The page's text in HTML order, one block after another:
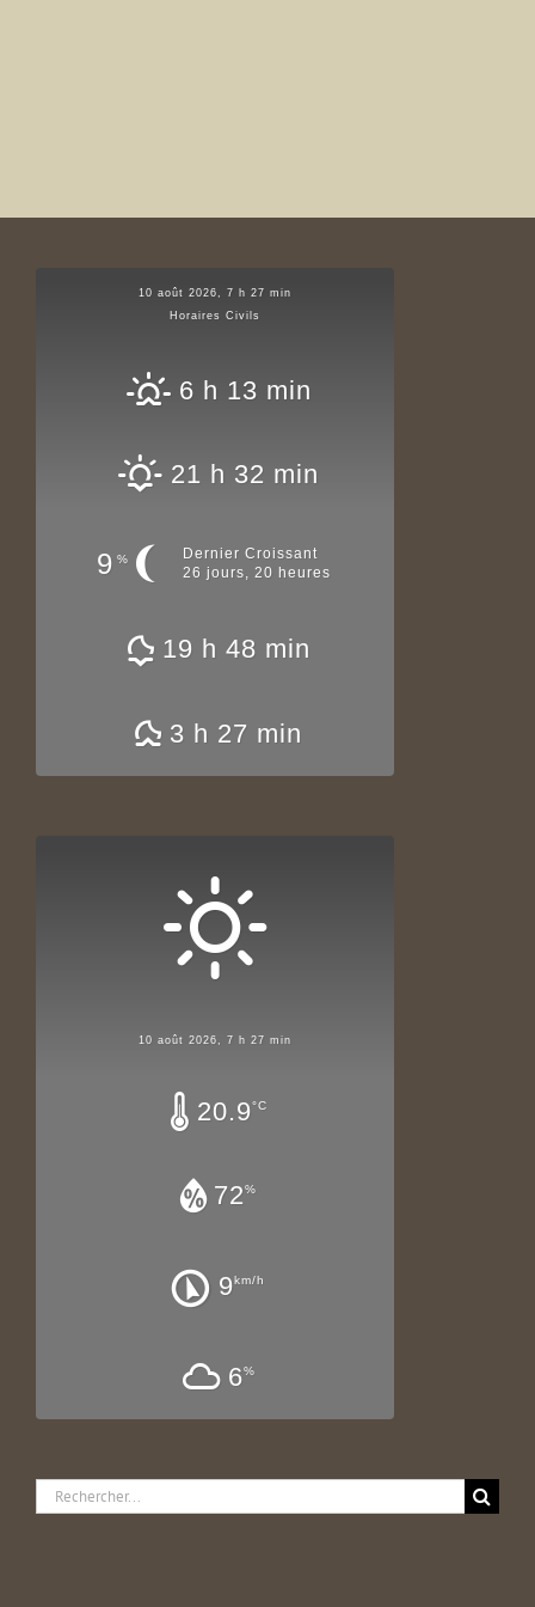
10 août 2026, 7 h 27 min
Horaires Civils
6 h 13 min
21 h 32 min
9 %
Dernier Croissant
26 jours, 20 heures
19 h 48 min
3 h 27 min
10 août 2026, 7 h 27 min
20.9°C
72%
9km/h
6%
Rechercher: